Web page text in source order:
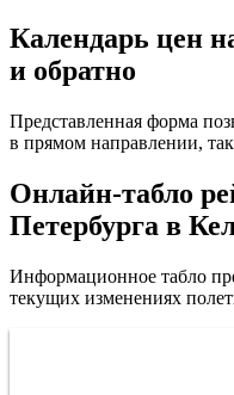
Календарь цен
и обратно
Представленная форма
в прямом направлении,
Онлайн-табло
Петербурга в
Информационное табло
текущих изменениях